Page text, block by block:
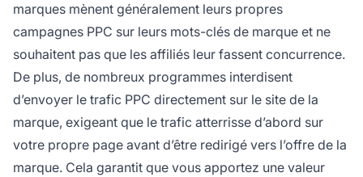
marques mènent généralement leurs propres
campagnes PPC sur leurs mots-clés de marque et ne
souhaitent pas que les affiliés leur fassent concurrence.
De plus, de nombreux programmes interdisent
d’envoyer le trafic PPC directement sur le site de la
marque, exigeant que le trafic atterrisse d’abord sur
votre propre page avant d’être redirigé vers l’offre de la
marque. Cela garantit que vous apportez une valeur